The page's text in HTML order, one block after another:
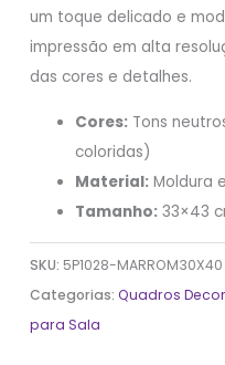
um toque delicado e
impressão em alta
das cores e detalhes.
Cores: Tons
coloridas)
Material: Moldura
Tamanho: 33×43
SKU: 5P1028-MARROM30X40
Categorias:Quadros
para Sala